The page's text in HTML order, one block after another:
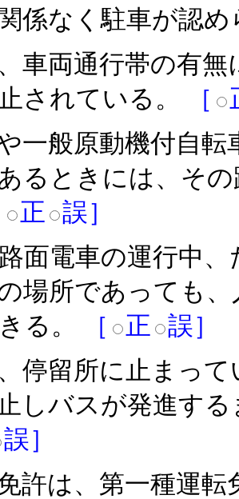
係なく駐車が認
車両通行帯の有
されている。
［
一般原動機付自
るときには、そ
正
誤］
面電車の運行中
場所であっても
る。
［ 正
誤］
停留所に止まっ
しバスが発進す
誤］
許は、第一種運